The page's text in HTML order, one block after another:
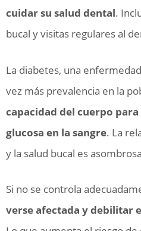
cuidar su salud dental.
bucal y visitas regulares al
La diabetes, una
vez más prevalencia en la
capacidad del cuerpo
glucosa en la sangre. La
y la salud bucal es
Si no se controla
verse afectada y debilitar